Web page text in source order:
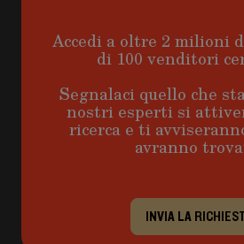
Accedi a oltre 2 milioni
di 100 venditori
Segnalaci quello che
nostri esperti si
ricerca e ti
avranno
INVIA LA